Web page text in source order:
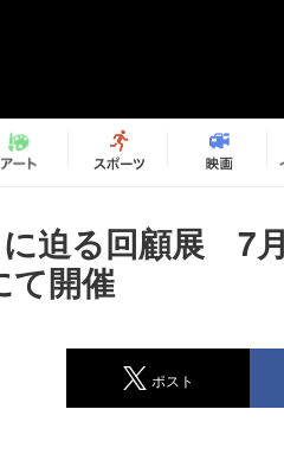
迫る回顧展 7
て開催
ポスト